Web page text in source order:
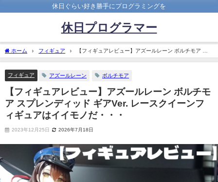
休日ぐらい好き勝手にプログラミングを
休日プログラマー
ホーム フィギュア
【フィギュアレビュー】アズールレーン ボルチモア ス
プレンディッド ギアVer. レースクイーンフィギュアはイイモノだ・・・
フィギュア アズールレーン ボルチモア
【フィギュアレビュー】アズールレーン ボルチモ
ア スプレンディッド ギアVer. レースクイーンフ
ィギュアはイイモノだ・・・
2023年12月25日 2026年7月18日